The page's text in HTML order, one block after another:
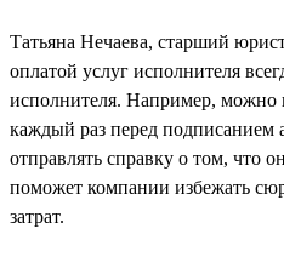
Татьяна Нечаева, старший
оплатой услуг исполнителя
исполнителя. Например, можно
каждый раз перед подписанием
отправлять справку о том, что
поможет компании избежать
затрат.